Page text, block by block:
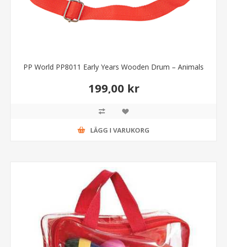
PP World PP8011 Early Years Wooden Drum – Animals
199,00 kr
LÄGG I VARUKORG